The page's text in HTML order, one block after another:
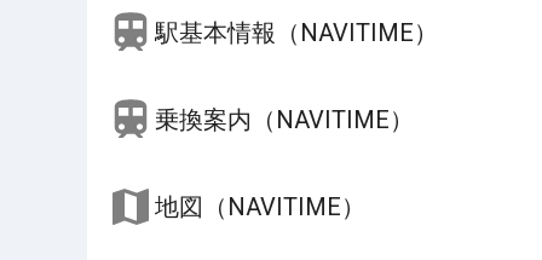
駅基本情報（NAVITIME）
乗換案内（NAVITIME）
地図（NAVITIME）